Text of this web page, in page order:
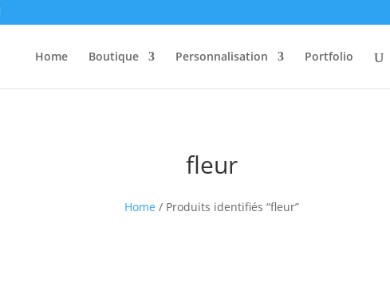
Home Boutique Personnalisation Portfolio
fleur
Home / Produits identifiés “fleur”